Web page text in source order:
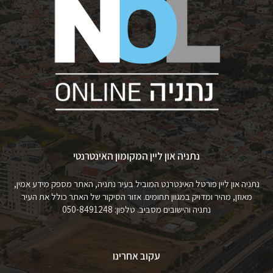
נתניה און ליין המקומון האינטרנטי
נתניה און ליין פורטל האינטרנט המוביל בעיר נתניה, האתר מספק מידע אמין,
מאוזן, מהיר ומדויק במגוון תחומים. אזור הסיקור של האתר כולל את העיר
נתניה והישובים מסביב. טלפון: 050-8491248
עקוב אחרינו